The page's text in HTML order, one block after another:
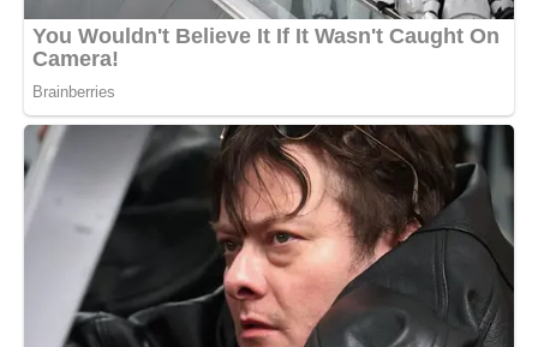
Коли Богдан повернувся через годину, він був мовчазним.
Він підійшов до Оксани, допоміг їй піднятися і просто
міцно обійняв.